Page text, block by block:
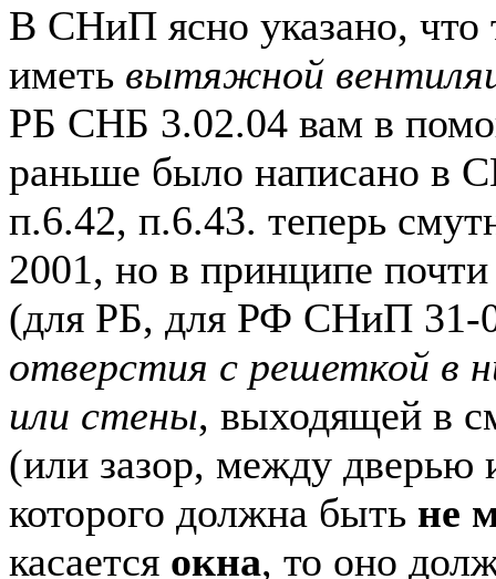
В СНиП ясно указано,
иметь вытяжной
РБ СНБ 3.02.04 вам в
раньше было написано в
п.6.42, п.6.43. теперь
2001, но в принципе
(для РБ, для РФ СНиП 31-
отверстия с решеткой в
или стены, выходящей в
(или зазор, между
которого должна быть не
касается окна, то оно